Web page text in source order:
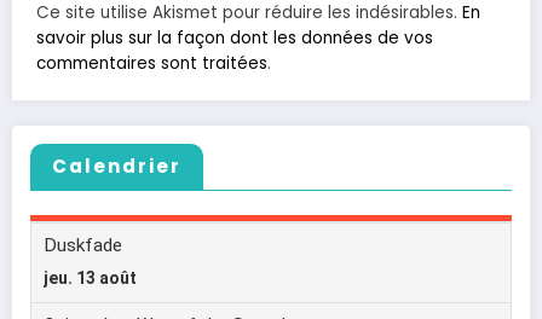
Ce site utilise Akismet pour réduire les indésirables. En
savoir plus sur la façon dont les données de vos
commentaires sont traitées.
Calendrier